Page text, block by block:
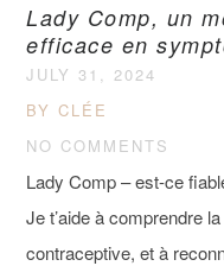
Lady Comp, un
efficace en
JULY 31, 2024
BY CLÉE
NO COMMENTS
Lady Comp – est-ce
Je t’aide à comprendre
contraceptive, et à